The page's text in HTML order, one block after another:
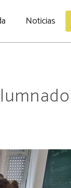
Noticias